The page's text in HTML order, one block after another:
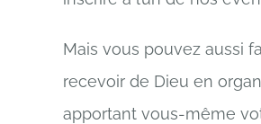
Mais vous pouvez aussi
recevoir de Dieu en
apportant vous-même